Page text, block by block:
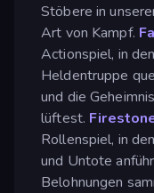
Stöbere in
Art von Kampf.
Actionspiel, in
Heldentruppe
und die
lüftest.
Rollenspiel, in
und Untote
Belohnungen